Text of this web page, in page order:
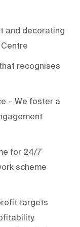
and decorating
recognises
– We foster a
for 24/7
scheme
targets